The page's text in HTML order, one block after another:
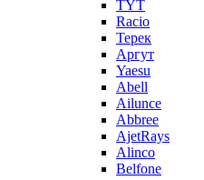
TYT
Racio
Терек
Аргут
Yaesu
Abell
Ailunce
Abbree
AjetRays
Alinco
Belfone